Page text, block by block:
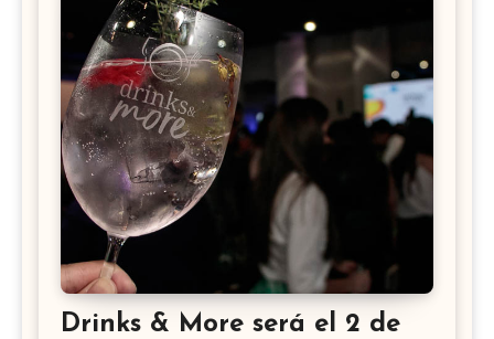
Drinks & More será el 2 de